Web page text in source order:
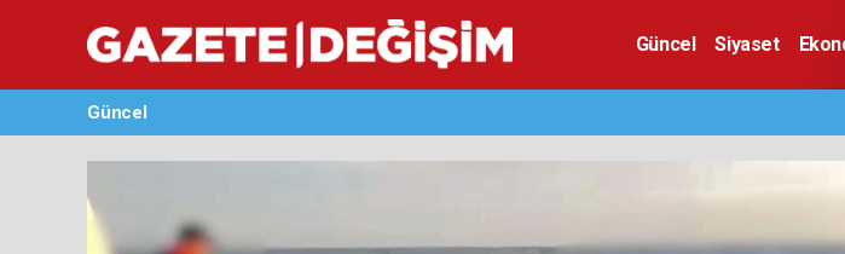
Güncel Siyaset
Güncel